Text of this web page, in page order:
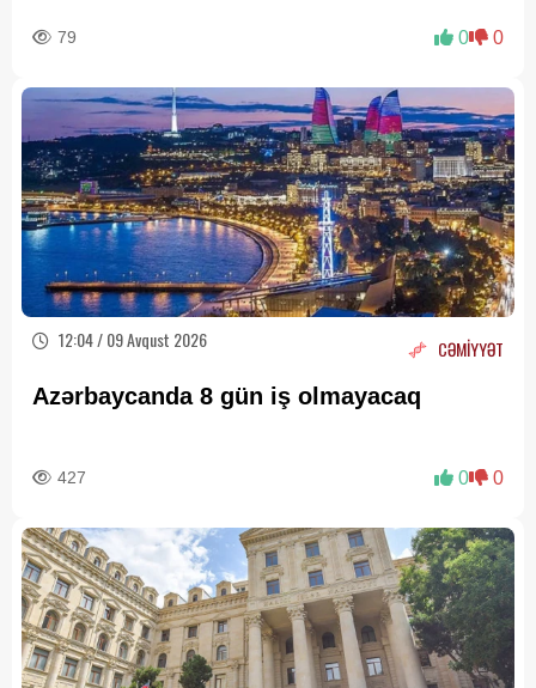
79 0 0
12:04 / 09 Avqust 2026 CƏMİYYƏT
Azərbaycanda 8 gün iş olmayacaq
427 0 0